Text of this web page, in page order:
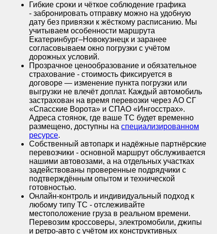
Гибкие сроки и чёткое соблюдение графика
- забронировать отправку можно на удобную
дату без привязки к жёсткому расписанию. Мы
учитываем особенности маршрута
Екатеринбург–Новокузнецк и заранее
согласовываем окно погрузки с учётом
дорожных условий.
Прозрачное ценообразование и обязательное
страхование - стоимость фиксируется в
договоре — изменение пункта погрузки или
выгрузки не влечёт доплат. Каждый автомобиль
застрахован на время перевозки через АО СГ
«Спасские Ворота» и СПАО «Ингосстрах».
Адреса стоянок, где ваше ТС будет временно
размещено, доступны на специализированном
ресурсе.
Собственный автопарк и надёжные партнёрские
перевозчики - основной маршрут обслуживается
нашими автовозами, а на отдельных участках
задействованы проверенные подрядчики с
подтверждённым опытом и технической
готовностью.
Онлайн-контроль и индивидуальный подход к
любому типу ТС - отслеживайте
местоположение груза в реальном времени.
Перевозим кроссоверы, электромобили, джипы
и ретро-авто с учётом их конструктивных